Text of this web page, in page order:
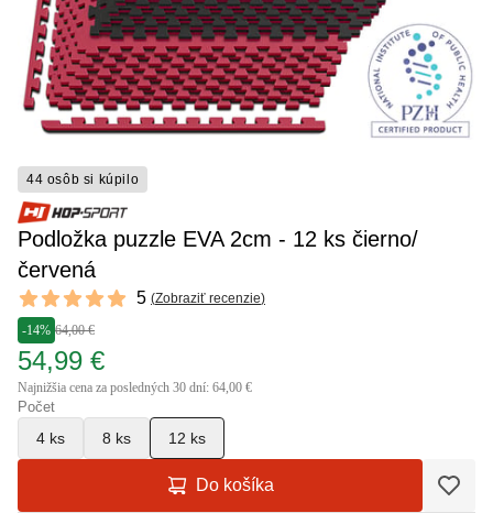
44 osôb si kúpilo
Podložka puzzle EVA 2cm - 12 ks čierno/
červená
Reviews
5 out of 5 stars 5 (Zobraziť recenzie)
-14% 64,00 €
54,99 €
Najnižšia cena za posledných 30 dní: 64,00 €
Počet
4 ks 8 ks 12 ks
Do košíka